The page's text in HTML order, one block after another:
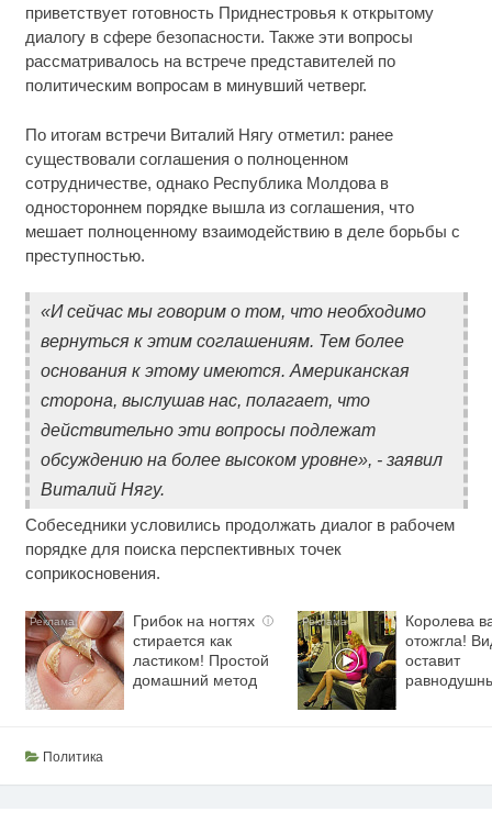
приветствует готовность Приднестровья к открытому
диалогу в сфере безопасности. Также эти вопросы
рассматривалось на встрече представителей по
политическим вопросам в минувший четверг.
По итогам встречи Виталий Нягу отметил: ранее
существовали соглашения о полноценном
сотрудничестве, однако Республика Молдова в
одностороннем порядке вышла из соглашения, что
мешает полноценному взаимодействию в деле борьбы с
преступностью.
«И сейчас мы говорим о том, что необходимо
вернуться к этим соглашениям. Тем более
основания к этому имеются. Американская
сторона, выслушав нас, полагает, что
действительно эти вопросы подлежат
обсуждению на более высоком уровне», - заявил
Виталий Нягу.
Собеседники условились продолжать диалог в рабочем
порядке для поиска перспективных точек
соприкосновения.
i
Грибок на ногтях
стирается как
ластиком! Простой
домашний метод
Королева
отожгла!
оставит
Политика